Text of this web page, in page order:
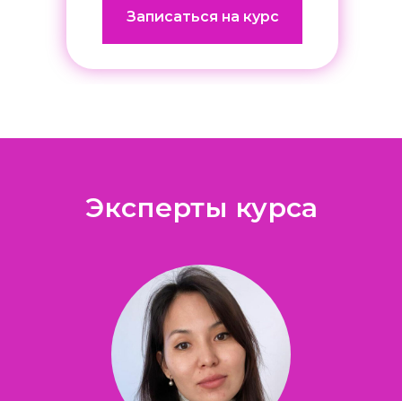
Записаться на курс
Эксперты курса